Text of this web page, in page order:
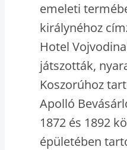
emeleti
királynéhoz
Hotel
játszották,
Koszorúhoz
Apolló
1872 és 1892
épületében